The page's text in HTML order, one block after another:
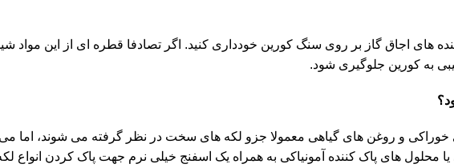
های اجاق گاز بر روی سنگ کورین خودداری کنید. اگر تصادفا قطره ای از این مواد
به کورین جلوگیری شود.
و روغن های گیاهی معمولا جزو لکه های سخت در نظر گرفته می شوند، اما
محلول های پاک کننده آمونیاکی به همراه یک اسفنج خیلی نرم جهت پاک کردن انواع